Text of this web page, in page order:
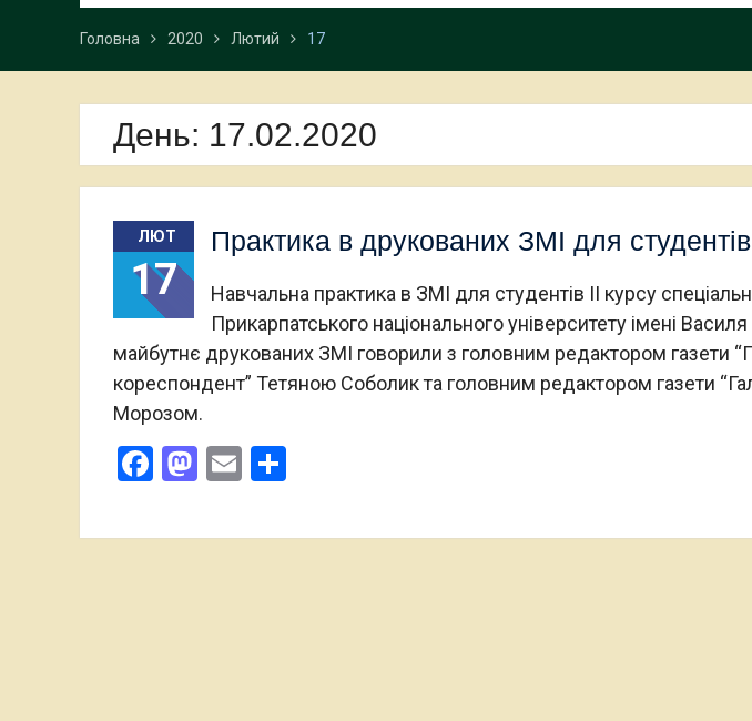
Головна 2020 Лютий 17
День: 17.02.2020
ЛЮТ
17
Практика в друкованих ЗМІ для
Навчальна практика в ЗМІ для студентів ІІ курсу
Прикарпатського національного університету імені
майбутнє друкованих ЗМІ говорили з головним редактором газети
кореспондент” Тетяною Соболик та головним редактором газети
Морозом.
Facebook
Mastodon
Email